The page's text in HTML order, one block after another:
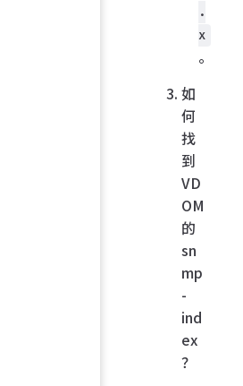
.
x
。
如
何
找
到
VD
OM
的
sn
mp
-
ind
ex
？